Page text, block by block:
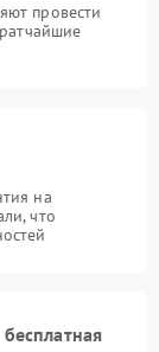
провести
на
что